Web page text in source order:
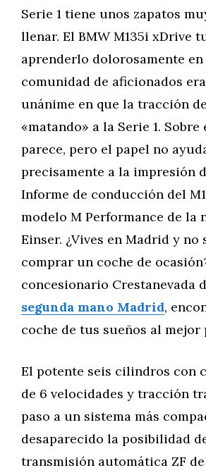
Serie 1 tiene unos zapatos
llenar. El BMW M135i xDrive
aprenderlo dolorosamente
comunidad de aficionados
unánime en que la tracción
«matando» a la Serie 1.
parece, pero el papel no
precisamente a la impresión
Informe de conducción del
modelo M Performance de la
Einser. ¿Vives en Madrid y no
comprar un coche de
concesionario Crestanevada
segunda mano Madrid,
coche de tus sueños al mejor
El potente seis cilindros con
de 6 velocidades y tracción
paso a un sistema más
desaparecido la posibilidad
transmisión automática ZF